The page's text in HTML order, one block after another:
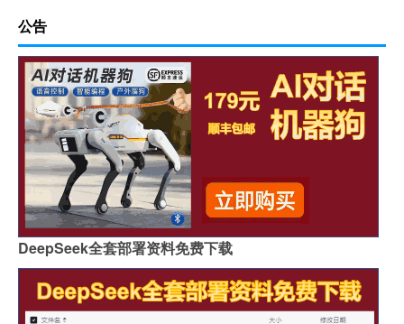
公告
DeepSeek全套部署资料免费下载